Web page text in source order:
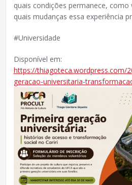
quais condições permanece, como
quais mudanças essa experiência
#Universidade
Disponível em:
https://thiagoteca.wordpress.com/
geracao-universitaria-